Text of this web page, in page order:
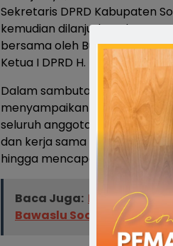
Sekretaris DPRD Kabupaten
kemudian dilanjutkan dengan
bersama oleh Bupati Soppeng,
Ketua I DPRD H. Nasfiding dan
Dalam sambutannya, Bupati
menyampaikan apresiasi dan
seluruh anggota DPRD
dan kerja sama yang terjalin
hingga mencapai persetujuan
Baca Juga: Nakal, 5
Bawaslu Soal Netralitas